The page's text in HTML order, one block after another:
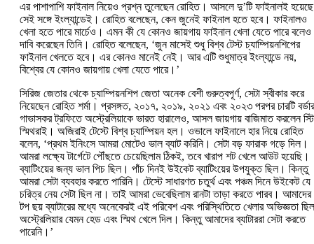
এর পাশাপাশি ফাইনাল নিয়েও প্রশ্ন তুলেছেন রোহিত। আসলে দু’টি ফাইনালই
সেই সঙ্গে ইংল্যান্ডেই। রোহিত বলেছেন, কেন জুনেই ফাইনাল হতে হবে। ফাইনালও
খেলা হতে পারে মার্চেও। এমন কী যে কোনও জায়গায় ফাইনাল খেলা যেতে পারে বলেও
দাবি করেছেন তিনি। রোহিত বলেছেন, ‘জুন মাসেই শুধু বিশ্ব টেস্ট চ্যাম্পিয়নশিপের
ফাইনাল খেলতে হবে। এর কোনও মানেই নেই। আর এটি শুধুমাত্র ইংল্যান্ডে নয়,
বিশ্বের যে কোনও জায়গায় খেলা যেতে পারে।’
সিরিজ জেতার থেকে চ্যাম্পিয়নশিপ জেতা অনেক বেশী গুরুত্বপূর্ণ, সেটা স্বীকার করে
নিয়েছেন রোহিত শর্মা। প্রসঙ্গত, ২০১৭, ২০১৯, ২০২১ এবং ২০২৩ পরপর চারটি বর্ডার
গাভাসকর ট্রফিতে অস্ট্রেলিয়াকে ভারত হারালেও, আসল জায়গায় বাজিমাত করলেন
স্মিথরাই। অজিরাই টেস্টে বিশ্ব চ্যাম্পিয়ন হল। ওভালে ফাইনালে হার নিয়ে রোহিত
বলেন, ‘প্রথম ইনিংসে আমরা মোটেও ভাল ব্যাট করিনি। সেটা বড় ফারাক গড়ে দিল।
আমরা লক্ষ্যে টার্গেটে পৌঁছতে চেয়েছিলাম ঠিকই, তবে খারাপ শট খেলে আউট হয়েছি।
ব্যাটিংয়ের জন্য ভাল পিচ ছিল। পাঁচ দিনই উইকেট ব্যাটিংয়ের উপযুক্ত ছিল। কিন্তু
আমরা সেটা ব্যবহার করতে পারিনি। টেস্টে সাধারণত চতুর্থ এবং পঞ্চম দিনে উইকেট যে
চরিত্র নেয় সেটা ছিল না। তাই আমরা ভেবেছিলাম রানটা তাড়া করতে পারব। আমাদের
টপ ছয় ব্যাটারের মধ্যে অনেকেরই এই পরিবেশ এবং পরিস্থিতিতে খেলার অভিজ্ঞতা
অস্ট্রেলিয়ার যেমন হেড এবং স্মিথ খেলে দিল। কিন্তু আমাদের ব্যাটাররা‌ সেটা করতে
পারেনি।’